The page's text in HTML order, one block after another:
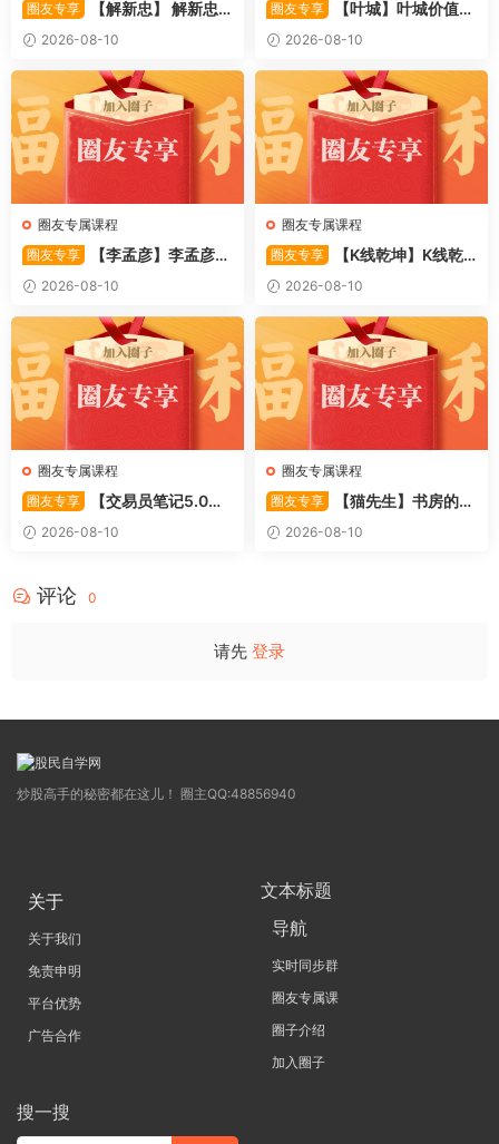
圈友专享
【解新忠】 解新忠2
015职业盘手的基础交易系统
8视频
2026-08-10
圈友专享
【叶城】叶城价值投
资训练营：D级研究员的交易
系统课 10视频
2026-08-10
圈友专属课程
圈友专享
【李孟彦】李孟彦集
合竞价全攻略 股市行者孙 —
竞价 2PDF文件
2026-08-10
圈友专属课程
圈友专享
【K线乾坤】K线乾
坤–提前发现强势板块 1PDF文
件
2026-08-10
圈友专属课程
圈友专享
【交易员笔记5.0】
高级交易员核心知识笔记 交易
员监管手册 共87页 1PDF文件
2026-08-10
圈友专属课程
圈友专享
【猫先生】书房的猫
先生–如何做好超短线+复盘
(实战技巧买点 战法 7PDF文件
2026-08-10
评论 0
请先 登录
炒股高手的秘密都在这儿！ 圈主QQ:48856940
关于
关于我们
免责申明
平台优势
广告合作
文本标题
导航
实时同步群
圈友专属课
圈子介绍
加入圈子
搜一搜